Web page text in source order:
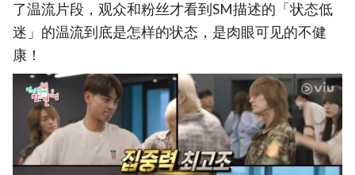
了温流片段，观众和粉丝才看到SM描述的「状态低
迷」的温流到底是怎样的状态，是肉眼可见的不健
康！